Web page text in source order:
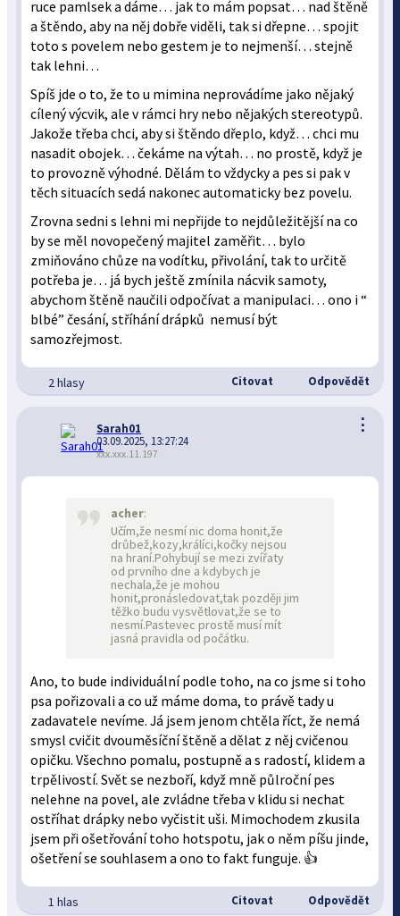
ruce pamlsek a dáme… jak to mám popsat… nad štěně
a štěndo, aby na něj dobře viděli, tak si dřepne… spojit
toto s povelem nebo gestem je to nejmenší… stejně
tak lehni…
Spíš jde o to, že to u mimina neprovádíme jako nějaký
cílený výcvik, ale v rámci hry nebo nějakých stereotypů.
Jakože třeba chci, aby si štěndo dřeplo, když… chci mu
nasadit obojek… čekáme na výtah… no prostě, když je
to provozně výhodné. Dělám to vždycky a pes si pak v
těch situacích sedá nakonec automaticky bez povelu.
Zrovna sedni s lehni mi nepřijde to nejdůležitější na co
by se měl novopečený majitel zaměřit… bylo
zmiňováno chůze na vodítku, přivolání, tak to určitě
potřeba je… já bych ještě zmínila nácvik samoty,
abychom štěně naučili odpočívat a manipulaci… ono i “
blbé” česání, stříhání drápků nemusí být
samozřejmost.
2 hlasy Citovat Odpovědět
⋮
Sarah01
03.09.2025, 13:27:24
xxx.xxx.11.197
acher:
Učím,že nesmí nic doma honit,že
drůbež,kozy,králíci,kočky nejsou
na hraní.Pohybují se mezi zvířaty
od prvního dne a kdybych je
nechala,že je mohou
honit,pronásledovat,tak později jim
těžko budu vysvětlovat,že se to
nesmí.Pastevec prostě musí mít
jasná pravidla od počátku.
Ano, to bude individuální podle toho, na co jsme si toho
psa pořizovali a co už máme doma, to právě tady u
zadavatele nevíme. Já jsem jenom chtěla říct, že nemá
smysl cvičit dvouměsíční štěně a dělat z něj cvičenou
opičku. Všechno pomalu, postupně a s radostí, klidem a
trpělivostí. Svět se nezboří, když mně půlroční pes
nelehne na povel, ale zvládne třeba v klidu si nechat
ostříhat drápky nebo vyčistit uši. Mimochodem zkusila
jsem při ošetřování toho hotspotu, jak o něm píšu jinde,
ošetření se souhlasem a ono to fakt funguje. 👍
1 hlas Citovat Odpovědět